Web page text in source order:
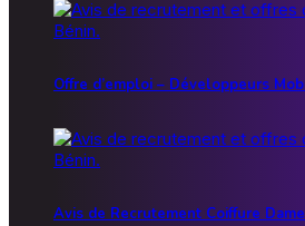
Offre d’emploi – Développeurs
Avis de Recrutement Coiffure